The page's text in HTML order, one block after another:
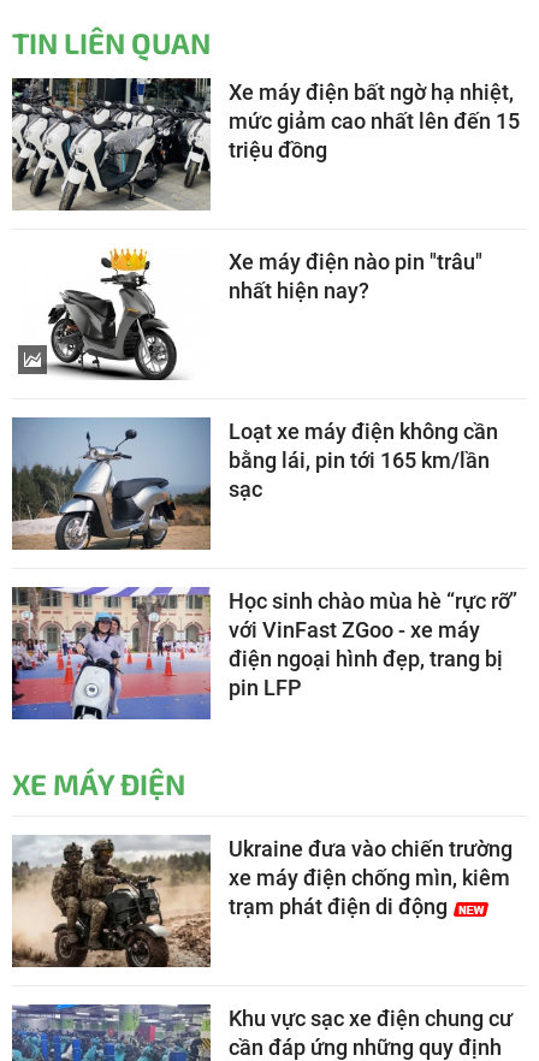
TIN LIÊN QUAN
Xe máy điện bất ngờ hạ nhiệt,
mức giảm cao nhất lên đến 15
triệu đồng
Xe máy điện nào pin "trâu"
nhất hiện nay?
Loạt xe máy điện không cần
bằng lái, pin tới 165 km/lần
sạc
Học sinh chào mùa hè “rực rỡ”
với VinFast ZGoo - xe máy
điện ngoại hình đẹp, trang bị
pin LFP
XE MÁY ĐIỆN
Ukraine đưa vào chiến trường
xe máy điện chống mìn, kiêm
trạm phát điện di động
Khu vực sạc xe điện chung cư
cần đáp ứng những quy định